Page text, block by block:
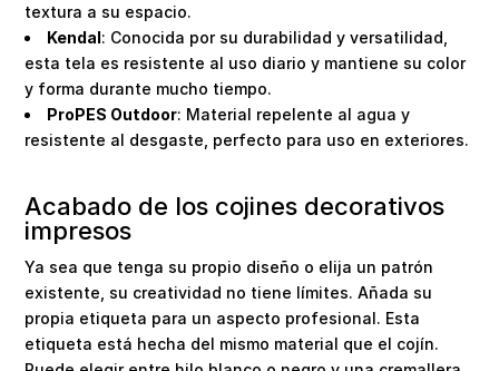
textura a su espacio.
Kendal: Conocida por su durabilidad y versatilidad,
esta tela es resistente al uso diario y mantiene su color
y forma durante mucho tiempo.
ProPES Outdoor: Material repelente al agua y
resistente al desgaste, perfecto para uso en exteriores.
Acabado de los cojines decorativos
impresos
Ya sea que tenga su propio diseño o elija un patrón
existente, su creatividad no tiene límites. Añada su
propia etiqueta para un aspecto profesional. Esta
etiqueta está hecha del mismo material que el cojín.